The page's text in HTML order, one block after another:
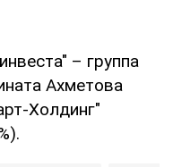
– группа
Ахметова
Холдинг"